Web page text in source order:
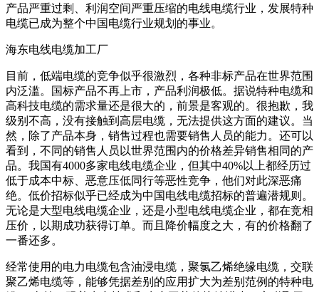
产品严重过剩、利润空间严重压缩的电线电缆行业，发展特种
电缆已成为整个中国电缆行业规划的事业。
海东电线电缆加工厂
目前，低端电缆的竞争似乎很激烈，各种非标产品在世界范围
内泛滥。国标产品不再上市，产品利润极低。据说特种电缆和
高科技电缆的需求量还是很大的，前景是客观的。很抱歉，我
级别不高，没有接触到高层电缆，无法提供这方面的建议。当
然，除了产品本身，销售过程也需要销售人员的能力。还可以
看到，不同的销售人员以世界范围内的价格差异销售相同的产
品。我国有4000多家电线电缆企业，但其中40%以上都经历过
低于成本中标、恶意压低同行等恶性竞争，他们对此深恶痛
绝。低价招标似乎已经成为中国电线电缆招标的普遍潜规则。
无论是大型电线电缆企业，还是小型电线电缆企业，都在竞相
压价，以期成功获得订单。而且降价幅度之大，有的价格翻了
一番还多。
经常使用的电力电缆包含油浸电缆，聚氯乙烯绝缘电缆，交联
聚乙烯电缆等，能够凭据差别的应用扩大为差别范例的特种电